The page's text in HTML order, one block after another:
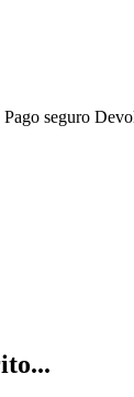
Pago seguro